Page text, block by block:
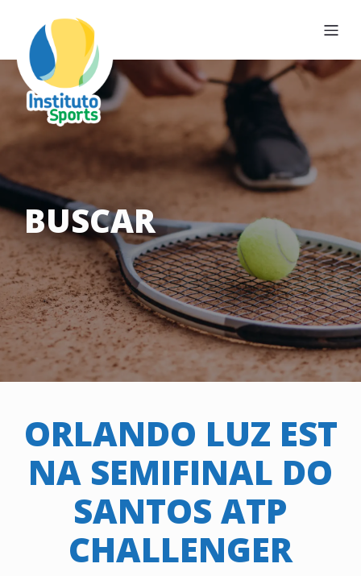
BUSCAR
ORLANDO LUZ EST
NA SEMIFINAL DO
SANTOS ATP
CHALLENGER